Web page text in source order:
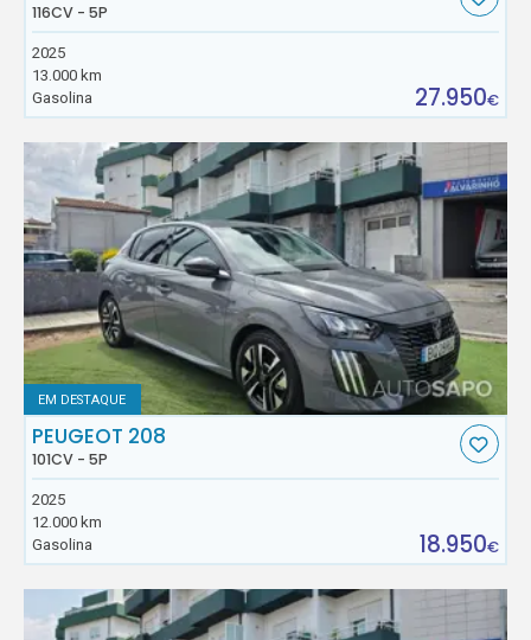
116CV - 5P
2025
13.000 km
Gasolina
27.950€
EM DESTAQUE
PEUGEOT 208
101CV - 5P
2025
12.000 km
Gasolina
18.950€